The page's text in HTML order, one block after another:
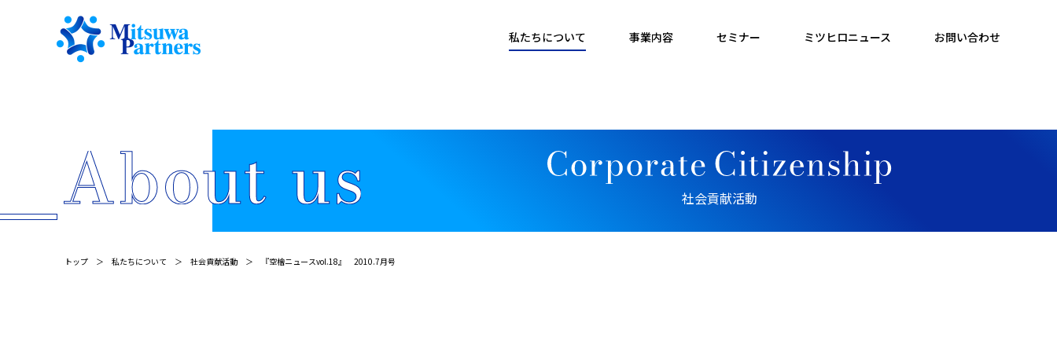
私たちについて 事業内容 セミナー ミツヒロニュース お問い合わせ
社会貢献活動
トップ 私たちについて 社会貢献活動 『空檜ニュースvol.18』 2010.7月号